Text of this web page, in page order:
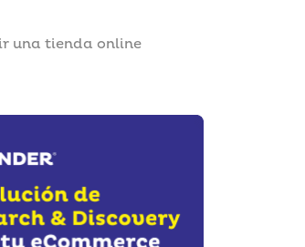
una tienda online